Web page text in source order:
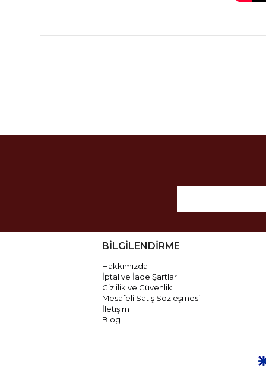
BİLGİLENDİRME
Hakkımızda
İptal ve İade Şartları
Gizlilik ve Güvenlik
Mesafeli Satış Sözleşmesi
İletişim
Blog